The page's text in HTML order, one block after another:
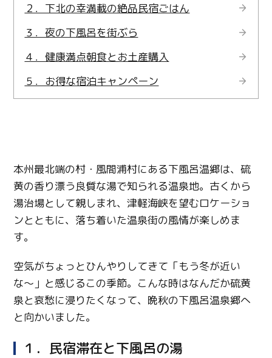
２．下北の幸満載の絶品民宿ごはん
３．夜の下風呂を街ぶら
４．健康満点朝食とお土産購入
５．お得な宿泊キャンペーン
本州最北端の村・風間浦村にある下風呂温郷は、硫
黄の香り漂う良質な湯で知られる温泉地。古くから
湯治場として親しまれ、津軽海峡を望むロケーショ
ンとともに、落ち着いた温泉街の風情が楽しめま
す。
空気がちょっとひんやりしてきて「もう冬が近い
な〜」と感じるこの季節。こんな時はなんだか硫黄
泉と哀愁に浸りたくなって、晩秋の下風呂温泉郷へ
と向かいました。
１．民宿滞在と下風呂の湯